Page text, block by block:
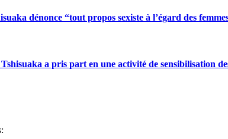
dénonce “tout propos sexiste à l’égard des
a pris part en une activité de sensibilisation